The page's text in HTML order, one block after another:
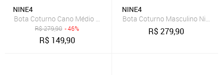
NINE4
Bota Coturno Cano Médio Nine4 Casual Macio Estilosa - Café
R$279,90 - 46%
R$ 149,90
NINE4
Bota Coturno Masculino Nine4
R$279,90